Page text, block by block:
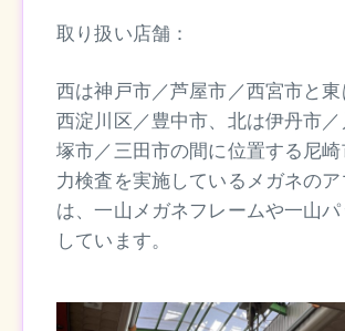
取り扱い店舗：
西は神戸市／芦屋市／西宮市と東
西淀川区／豊中市、北は伊丹市
塚市／三田市の間に位置する尼
力検査を実施しているメガネの
は、一山メガネフレームや一山
しています。